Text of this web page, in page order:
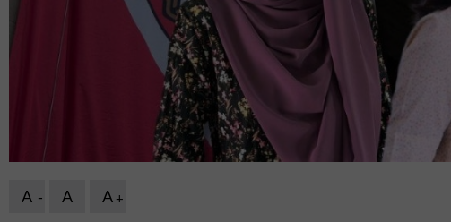
A A
A